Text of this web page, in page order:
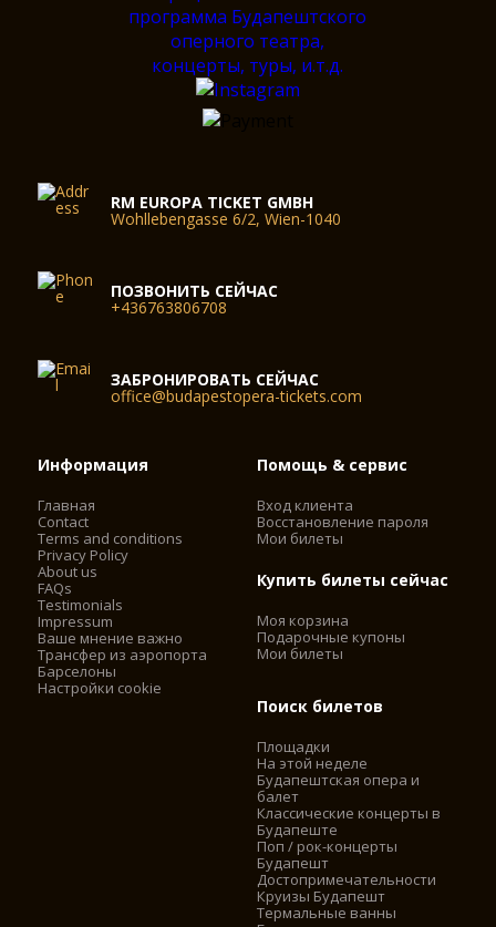
RM EUROPA TICKET GMBH
Wohllebengasse 6/2, Wien-1040
ПОЗВОНИТЬ СЕЙЧАС
+436763806708
ЗАБРОНИРОВАТЬ СЕЙЧАС
office@budapestopera-tickets.com
Информация
Главная
Contact
Terms and conditions
Privacy Policy
About us
FAQs
Testimonials
Impressum
Ваше мнение важно
Трансфер из аэропорта
Барселоны
Настройки cookie
Помощь & сервис
Вход клиента
Восстановление пароля
Мои билеты
Купить билеты сейчас
Моя корзина
Подарочные купоны
Мои билеты
Поиск билетов
Площадки
На этой неделе
Будапештская опера и
балет
Классические концерты в
Будапеште
Поп / рок-концерты
Будапешт
Достопримечательности
Круизы Будапешт
Термальные ванны